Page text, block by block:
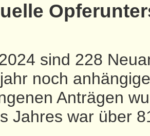
sind 228
noch
Anträgen
Jahres war über